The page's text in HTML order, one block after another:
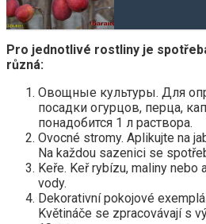
Pro jednotlivé rostliny je
různá:
Овощные культуры. Для
посадки огурцов, перца,
понадобится 1 л раствора.
Ovocné stromy. Aplikujte na
Na každou sazenici se
Keře. Keř rybízu, maliny
vody.
Dekorativní pokojové
Květináče se zpracovávají s